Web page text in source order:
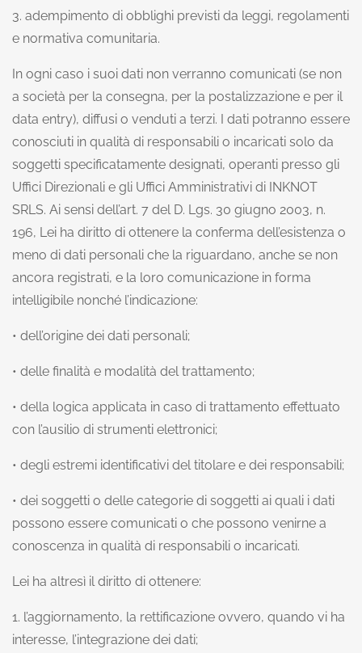
3. adempimento di obblighi previsti da leggi, regolamenti
e normativa comunitaria.
In ogni caso i suoi dati non verranno comunicati (se non
a società per la consegna, per la postalizzazione e per il
data entry), diffusi o venduti a terzi. I dati potranno essere
conosciuti in qualità di responsabili o incaricati solo da
soggetti specificatamente designati, operanti presso gli
Uffici Direzionali e gli Uffici Amministrativi di INKNOT
SRLS. Ai sensi dell’art. 7 del D. Lgs. 30 giugno 2003, n.
196, Lei ha diritto di ottenere la conferma dell’esistenza o
meno di dati personali che la riguardano, anche se non
ancora registrati, e la loro comunicazione in forma
intelligibile nonché l’indicazione:
• dell’origine dei dati personali;
• delle finalità e modalità del trattamento;
• della logica applicata in caso di trattamento effettuato
con l’ausilio di strumenti elettronici;
• degli estremi identificativi del titolare e dei responsabili;
• dei soggetti o delle categorie di soggetti ai quali i dati
possono essere comunicati o che possono venirne a
conoscenza in qualità di responsabili o incaricati.
Lei ha altresì il diritto di ottenere:
1. l’aggiornamento, la rettificazione ovvero, quando vi ha
interesse, l’integrazione dei dati;